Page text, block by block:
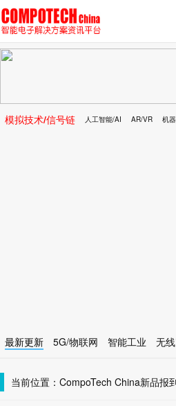
模拟技术/信号链 人工智能/AI AR/VR 机
最新更新 5G/物联网 智能工业 无
当前位置： CompoTech China新品报